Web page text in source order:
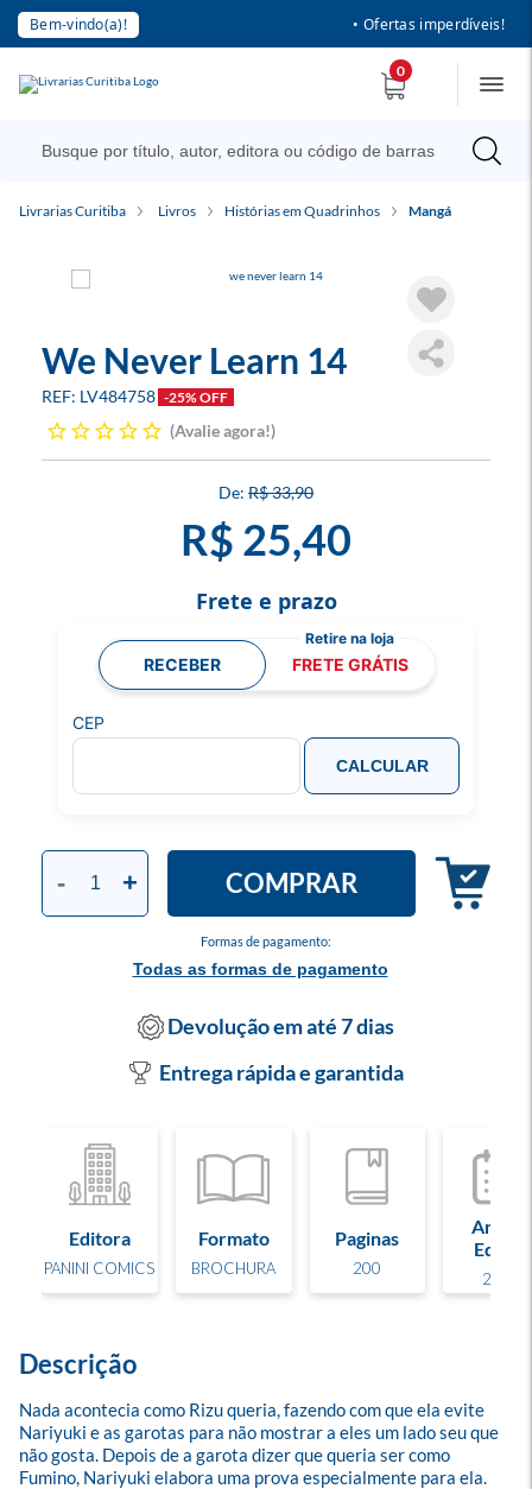
Bem-vindo(a)! • Ofertas imperdíveis!
0
Livrarias Curitiba Livros Histórias em Quadrinhos Mangá
We Never Learn 14
LV484758 -25% OFF
Avalie agora!
R$ 33,90
R$ 25,40
Formas de pagamento:
Todas as formas de pagamento
- + COMPRAR
Frete e prazo
RECEBER FRETE GRÁTIS
CEP
CALCULAR
Devolução em até 7 dias
Entrega rápida e garantida
Editora
PANINI COMICS
Formato
BROCHURA
Paginas
200
Ano de
Edição
2022
Descrição
Nada acontecia como Rizu queria, fazendo com que ela evite
Nariyuki e as garotas para não mostrar a eles um lado seu que
não gosta. Depois de a garota dizer que queria ser como
Fumino, Nariyuki elabora uma prova especialmente para ela.